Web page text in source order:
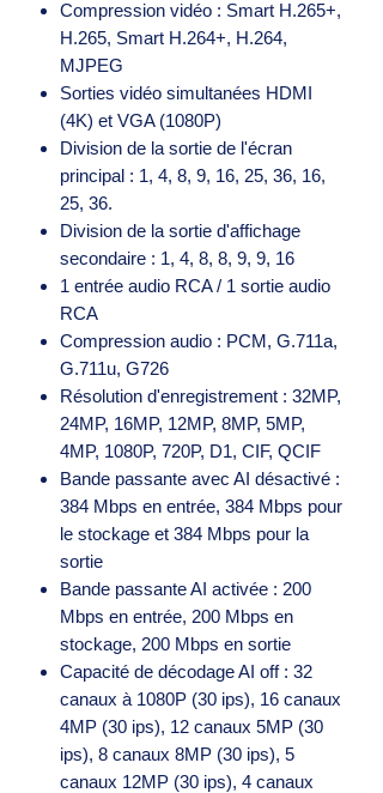
Compression vidéo : Smart H.265+,
H.265, Smart H.264+, H.264,
MJPEG
Sorties vidéo simultanées HDMI
(4K) et VGA (1080P)
Division de la sortie de l'écran
principal : 1, 4, 8, 9, 16, 25, 36, 16,
25, 36.
Division de la sortie d'affichage
secondaire : 1, 4, 8, 8, 9, 9, 16
1 entrée audio RCA / 1 sortie audio
RCA
Compression audio : PCM, G.711a,
G.711u, G726
Résolution d'enregistrement : 32MP,
24MP, 16MP, 12MP, 8MP, 5MP,
4MP, 1080P, 720P, D1, CIF, QCIF
Bande passante avec AI désactivé :
384 Mbps en entrée, 384 Mbps pour
le stockage et 384 Mbps pour la
sortie
Bande passante AI activée : 200
Mbps en entrée, 200 Mbps en
stockage, 200 Mbps en sortie
Capacité de décodage AI off : 32
canaux à 1080P (30 ips), 16 canaux
4MP (30 ips), 12 canaux 5MP (30
ips), 8 canaux 8MP (30 ips), 5
canaux 12MP (30 ips), 4 canaux